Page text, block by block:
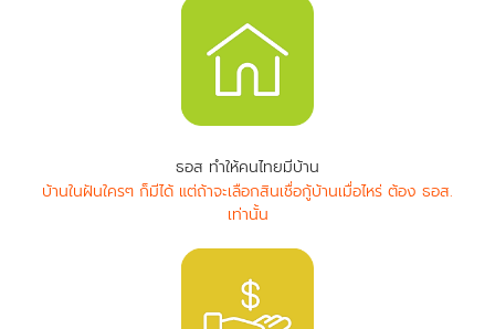
ธอส ทำให้คนไทยมีบ้าน
บ้านในฝันใครๆ ก็มีได้ แต่ถ้าจะเลือกสินเชื่อกู้บ้านเมื่อไหร่ ต้อง ธอส.
เท่านั้น